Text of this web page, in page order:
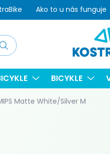
Ako to u nás funguje
BICYKLE
Matte White/Silver M